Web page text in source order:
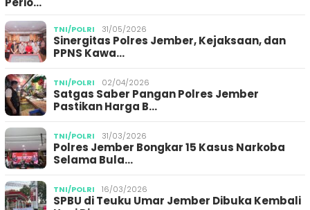
TNI/POLRI 31/05/2026
Sinergitas Polres Jember, Kejaksaan, dan
PPNS Kawa…
TNI/POLRI 02/04/2026
Satgas Saber Pangan Polres Jember
Pastikan Harga B…
TNI/POLRI 31/03/2026
Polres Jember Bongkar 15 Kasus Narkoba
Selama Bula…
TNI/POLRI 16/03/2026
SPBU di Teuku Umar Jember Dibuka Kembali